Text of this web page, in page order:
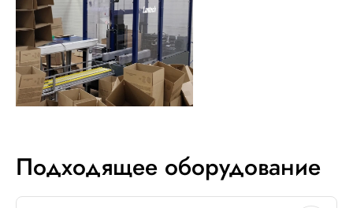
Подходящее оборудование